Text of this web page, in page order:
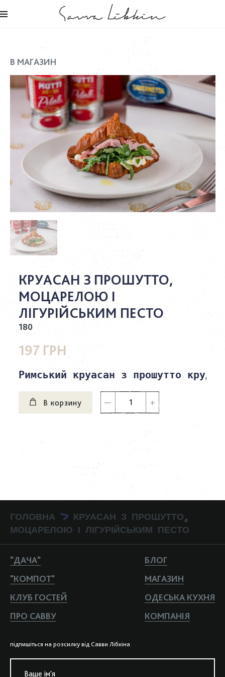
В МАГАЗИН
КРУАСАН З ПРОШУТТО,
МОЦАРЕЛОЮ І
ЛІГУРІЙСЬКИМ ПЕСТО
180
197 ГРН
Римський круасан з прошутто
В корзину
ГОЛОВНА > КРУАСАН З ПРОШУТТО,
МОЦАРЕЛОЮ І ЛІГУРІЙСЬКИМ ПЕСТО
"ДАЧА"
"КОМПОТ"
КЛУБ ГОСТЕЙ
ПРО САВВУ
БЛОГ
МАГАЗИН
ОДЕСЬКА КУХНЯ
КОМПАНIЯ
пiдпишiться на розсилку вiд Савви Лiбкiна
Ваше iм'я